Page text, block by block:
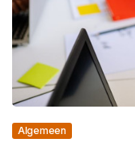
Algemeen